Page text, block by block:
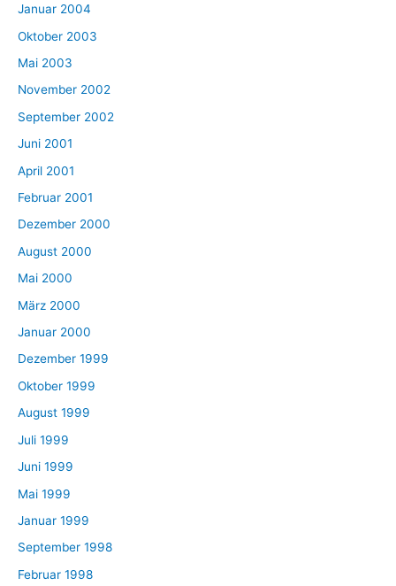
Januar 2004
Oktober 2003
Mai 2003
November 2002
September 2002
Juni 2001
April 2001
Februar 2001
Dezember 2000
August 2000
Mai 2000
März 2000
Januar 2000
Dezember 1999
Oktober 1999
August 1999
Juli 1999
Juni 1999
Mai 1999
Januar 1999
September 1998
Februar 1998